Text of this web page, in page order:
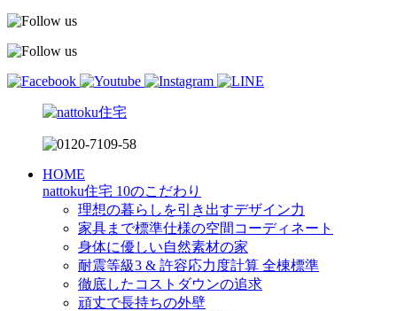
HOME
nattoku住宅 10のこだわり
理想の暮らしを引き出すデザイン力
家具まで標準仕様の空間コーディネート
身体に優しい自然素材の家
耐震等級3 & 許容応力度計算 全棟標準
徹底したコストダウンの追求
頑丈で長持ちの外壁